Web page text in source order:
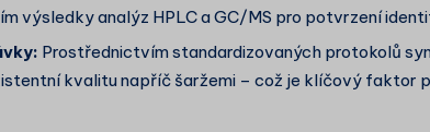
výsledky analýz HPLC a GC/MS pro potvrzení
Prostřednictvím standardizovaných protokolů
kvalitu napříč šaržemi – což je klíčový faktor